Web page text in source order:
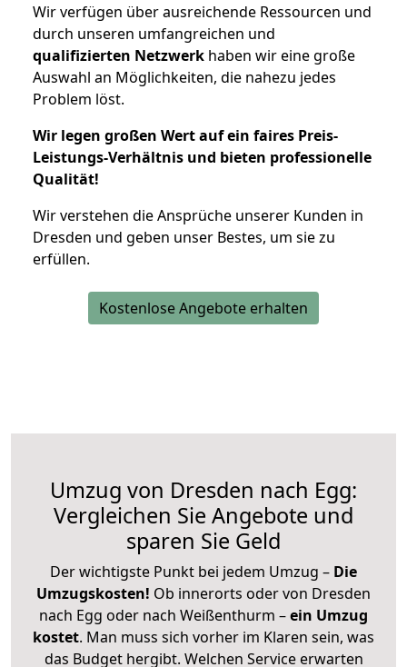
Wir verfügen über ausreichende Ressourcen und
durch unseren umfangreichen und
qualifizierten Netzwerk haben wir eine große
Auswahl an Möglichkeiten, die nahezu jedes
Problem löst.
Wir legen großen Wert auf ein faires Preis-
Leistungs-Verhältnis und bieten professionelle
Qualität!
Wir verstehen die Ansprüche unserer Kunden in
Dresden und geben unser Bestes, um sie zu
erfüllen.
Kostenlose Angebote erhalten
Umzug von Dresden nach Egg:
Vergleichen Sie Angebote und
sparen Sie Geld
Der wichtigste Punkt bei jedem Umzug – Die
Umzugskosten! Ob innerorts oder von Dresden
nach Egg oder nach Weißenthurm –ein Umzug
kostet. Man muss sich vorher im Klaren sein, was
das Budget hergibt. Welchen Service erwarten